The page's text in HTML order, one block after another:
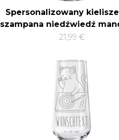
Spersonalizowany
szampana niedźwiedź
21,99 €